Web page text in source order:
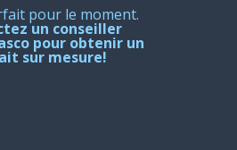
pour le moment.
un conseiller
pour obtenir un
sur mesure!